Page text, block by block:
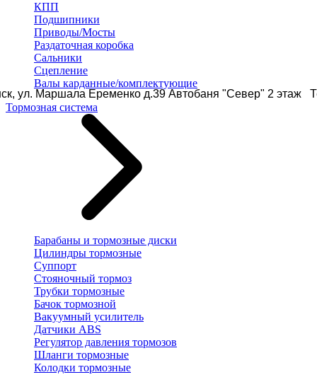
ул. Маршала Еременко д.39 Автобаня "Север" 2 этаж
КПП
Подшипники
Приводы/Мосты
Раздаточная коробка
Сальники
Сцепление
Валы карданные/комплектующие
Тормозная система
Барабаны и тормозные диски
Цилиндры тормозные
Суппорт
Стояночный тормоз
Трубки тормозные
Бачок тормозной
Вакуумный усилитель
Датчики ABS
Регулятор давления тормозов
Шланги тормозные
Колодки тормозные